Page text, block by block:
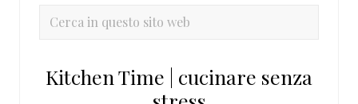
primaria
Cerca
sito
Kitchen Time | cucinare senza